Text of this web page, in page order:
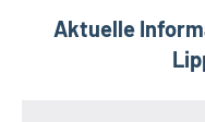
Aktuelle